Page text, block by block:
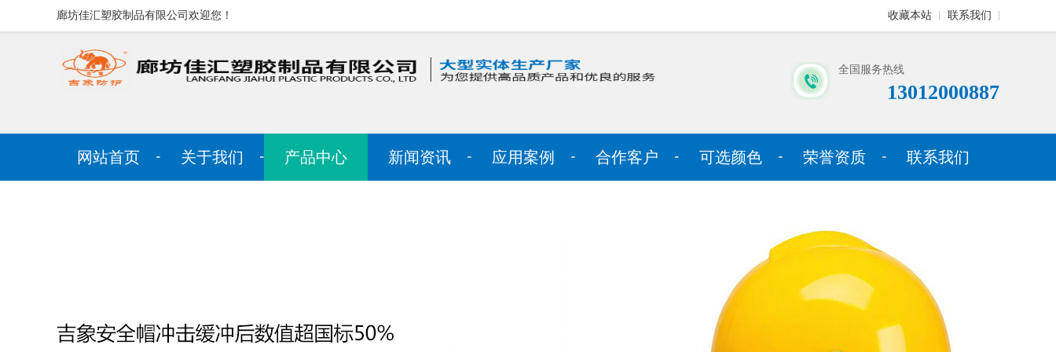
廊坊佳汇塑胶制品有限公司欢迎您！ 收藏本站 联系我们
全国服务热线
13012000887
网站首页 关于我们 产品中心 新闻资讯 应用案例 合作客户 可选颜色 荣誉资质 联系我们